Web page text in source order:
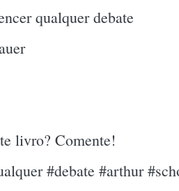
qualquer debate
livro? Comente!
#debate #arthur